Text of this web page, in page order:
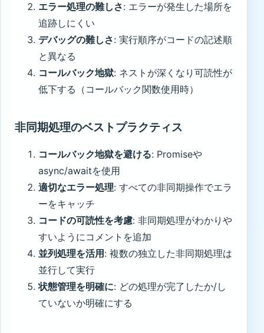
エラー処理の難しさ: エラーが発生した場所を
追跡しにくい
デバッグの難しさ: 実行順序がコードの記述順
と異なる
コールバック地獄: ネストが深くなり可読性が
低下する（コールバック関数使用時）
非同期処理のベストプラクティス
コールバック地獄を避ける: Promiseや
async/awaitを使用
適切なエラー処理: すべての非同期操作でエラ
ーをキャッチ
コードの可読性を考慮: 非同期処理がわかりや
すいようにコメントを追加
並列処理を活用: 複数の独立した非同期処理は
並行して実行
状態管理を明確に: どの処理が完了したか/し
ていないか明確にする